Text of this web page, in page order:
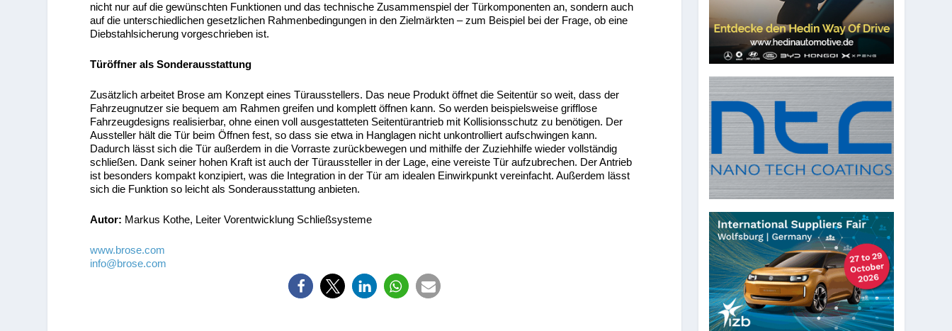
nicht nur auf die gewünschten Funktionen und das technische Zusammenspiel der Türkomponenten an, sondern auch
auf die unterschiedlichen gesetzlichen Rahmenbedingungen in den Zielmärkten – zum Beispiel bei der Frage, ob eine
Diebstahlsicherung vorgeschrieben ist.
Türöffner als Sonderausstattung
Zusätzlich arbeitet Brose am Konzept eines Türausstellers. Das neue Produkt öffnet die Seitentür so weit, dass der
Fahrzeugnutzer sie bequem am Rahmen greifen und komplett öffnen kann. So werden beispielsweise grifflose
Fahrzeugdesigns realisierbar, ohne einen voll ausgestatteten Seitentürantrieb mit Kollisionsschutz zu benötigen. Der
Aussteller hält die Tür beim Öffnen fest, so dass sie etwa in Hanglagen nicht unkontrolliert aufschwingen kann.
Dadurch lässt sich die Tür außerdem in die Vorraste zurückbewegen und mithilfe der Zuziehhilfe wieder vollständig
schließen. Dank seiner hohen Kraft ist auch der Türaussteller in der Lage, eine vereiste Tür aufzubrechen. Der Antrieb
ist besonders kompakt konzipiert, was die Integration in der Tür am idealen Einwirkpunkt vereinfacht. Außerdem lässt
sich die Funktion so leicht als Sonderausstattung anbieten.
Autor: Markus Kothe, Leiter Vorentwicklung Schließsysteme
www.brose.com
info@brose.com